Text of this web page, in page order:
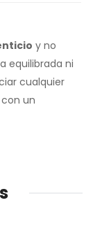
y no
equilibrada ni
cualquier
un